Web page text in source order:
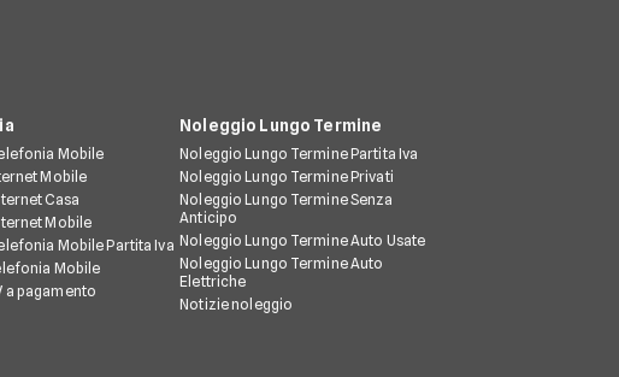
Mobile
Mobile
Casa
Mobile
Mobile Partita Iva
Mobile
a pagamento
Noleggio Lungo Termine
Noleggio Lungo Termine Partita Iva
Noleggio Lungo Termine Privati
Noleggio Lungo Termine Senza
Anticipo
Noleggio Lungo Termine Auto Usate
Noleggio Lungo Termine Auto
Elettriche
Notizie noleggio